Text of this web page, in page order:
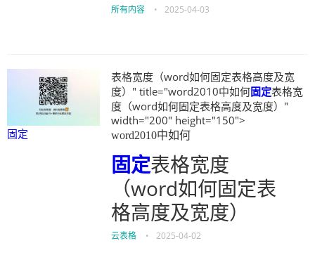
所有内容 • 2025-04-03
固定
表格宽度（word如何固定表格高度及宽
度）" title="word2010中如何固定表格宽
度（word如何固定表格高度及宽度）"
width="200" height="150">
word2010中如何
固定表格宽度
（word如何固定表
格高度及宽度）
云表格 • 2025-04-02